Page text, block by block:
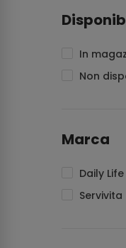
In
Non
Marca
Daily Life
Servivita